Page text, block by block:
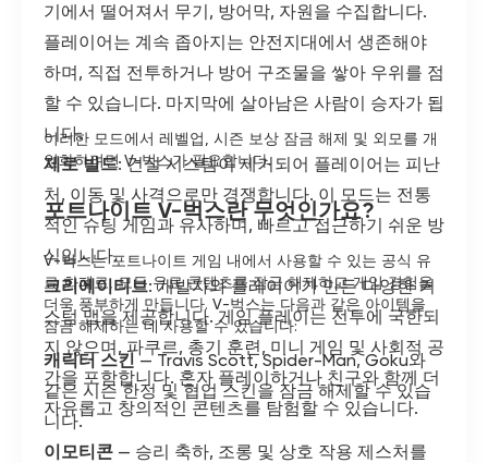
기에서 떨어져서 무기, 방어막, 자원을 수집합니다.
플레이어는 계속 좁아지는 안전지대에서 생존해야
하며, 직접 전투하거나 방어 구조물을 쌓아 우위를 점
할 수 있습니다. 마지막에 살아남은 사람이 승자가 됩
니다.
제로 빌드: 건설 시스템이 제거되어 플레이어는 피난
처, 이동 및 사격으로만 경쟁합니다. 이 모드는 전통
적인 슈팅 게임과 유사하며, 빠르고 접근하기 쉬운 방
식입니다.
크리에이티브: 개발자와 플레이어가 만든 다양한 커
스텀 맵을 제공합니다. 게임 플레이는 전투에 국한되
지 않으며, 파쿠르, 총기 훈련, 미니 게임 및 사회적 공
간을 포함합니다. 혼자 플레이하거나 친구와 함께 더
자유롭고 창의적인 콘텐츠를 탐험할 수 있습니다.
이러한 모드에서 레벨업, 시즌 보상 잠금 해제 및 외모를 개
인화하려면 V-벅스가 필요합니다.
포트나이트 V-벅스란 무엇인가요?
V-벅스는 포트나이트 게임 내에서 사용할 수 있는 공식 유
료 화폐로, 모든 유료 콘텐츠를 잠금 해제하고 게임 경험을
더욱 풍부하게 만듭니다. V-벅스는 다음과 같은 아이템을
잠금 해제하는 데 사용할 수 있습니다:
캐릭터 스킨 — Travis Scott, Spider-Man, Goku와
같은 시즌 한정 및 협업 스킨을 잠금 해제할 수 있습
니다.
이모티콘 — 승리 축하, 조롱 및 상호 작용 제스처를